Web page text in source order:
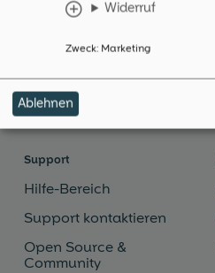
Warum OpenTalk?
Features
On-Premises
Support
Hilfe-Bereich
Support kontaktieren
Open Source &
Community
Widerruf
Zweck: Marketing
Ablehnen